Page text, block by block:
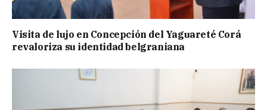
Visita de lujo en Concepción del Yaguareté Corá
revaloriza su identidad belgraniana